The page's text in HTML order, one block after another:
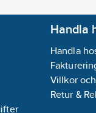
Handla
Handla
Villkor
Retur &